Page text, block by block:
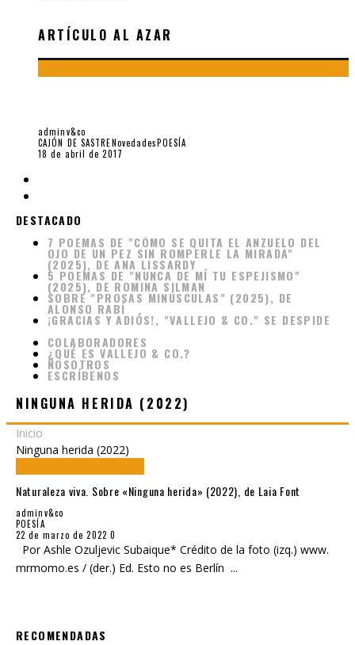
ARTÍCULO AL AZAR
adminv&co
CAJÓN DE SASTRENovedadesPOESÍA
18 de abril de 2017
DESTACADO
7 POEMAS DE "CÓMO SE QUITA EL ANZUELO DEL
OJO DE UN PEZ SIN ROMPERLE LA MIRADA"
(2025), DE ANA LISSARDY
5 POEMAS DE "NUNCA DE MÍ TU ESPEJISMO"
(2025), DE ROMINA SILMAN
SOBRE "PROSAS MINÚSCULAS" (2025), DE
ALONSO RABÍ
¡GRACIAS Y ADIÓS!, "VALLEJO & CO." SE DESPIDE
COLABORADORES
¿QUÉ ES VALLEJO & CO.?
NOSOTROS
ESCRÍBENOS
NINGUNA HERIDA (2022)
Inicio
Ninguna herida (2022)
Naturaleza viva. Sobre «Ninguna herida» (2022), de Laia Font
adminv&co
POESÍA
22 de marzo de 2022 0
Por Ashle Ozuljevic Subaique* Crédito de la foto (izq.) www.
mrmomo.es / (der.) Ed. Esto no es Berlín ...
RECOMENDADAS